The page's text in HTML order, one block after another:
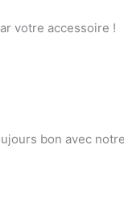
votre accessoire !
bon avec